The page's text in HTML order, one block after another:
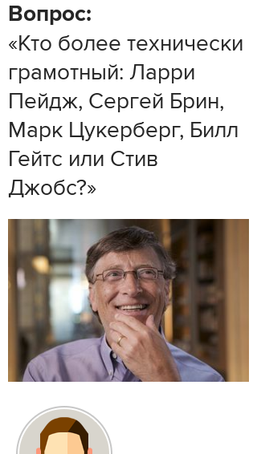
Вопрос:
«Кто более технически
грамотный: Ларри
Пейдж, Сергей Брин,
Марк Цукерберг, Билл
Гейтс или Стив
Джобс?»